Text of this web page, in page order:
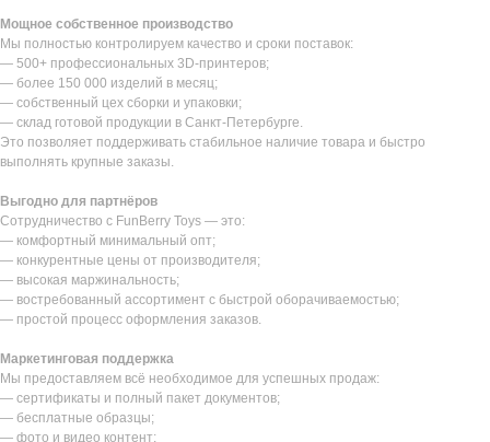
Мощное собственное производство
Мы полностью контролируем качество и сроки поставок:
— 500+ профессиональных 3D-принтеров;
— более 150 000 изделий в месяц;
— собственный цех сборки и упаковки;
— склад готовой продукции в Санкт-Петербурге.
Это позволяет поддерживать стабильное наличие товара и быстро
выполнять крупные заказы.
Выгодно для партнёров
Сотрудничество с FunBerry Toys — это:
— комфортный минимальный опт;
— конкурентные цены от производителя;
— высокая маржинальность;
— востребованный ассортимент с быстрой оборачиваемостью;
— простой процесс оформления заказов.
Маркетинговая поддержка
Мы предоставляем всё необходимое для успешных продаж:
— сертификаты и полный пакет документов;
— бесплатные образцы;
— фото и видео контент;